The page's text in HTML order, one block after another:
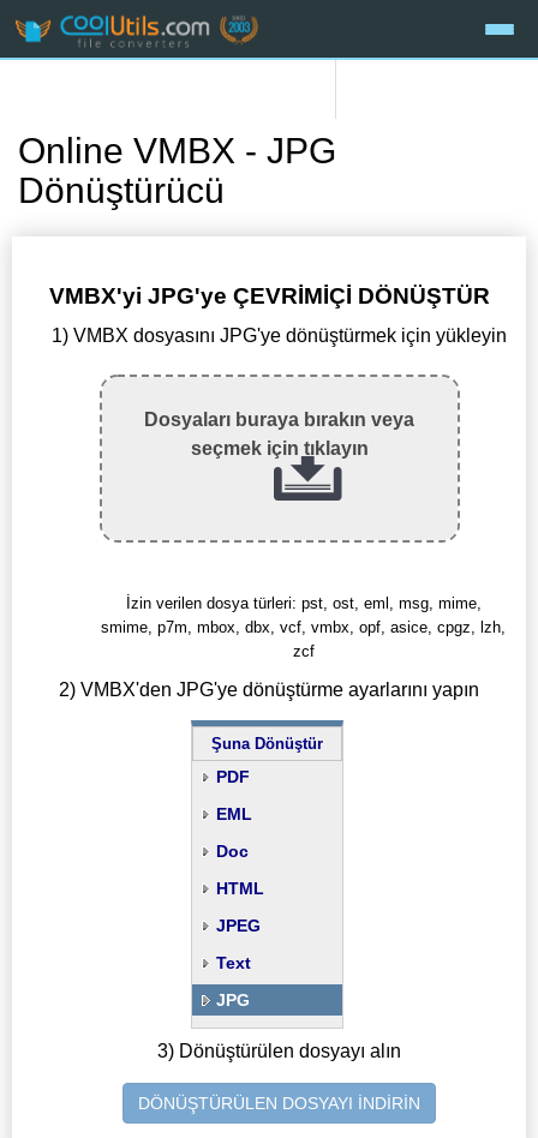
Online VMBX - JPG
Dönüştürücü
VMBX'yi JPG'ye ÇEVRİMİÇİ DÖNÜŞTÜR
1) VMBX dosyasını JPG'ye dönüştürmek için yükleyin
Dosyaları buraya bırakın veya
seçmek için tıklayın
İzin verilen dosya türleri: pst, ost, eml, msg, mime,
smime, p7m, mbox, dbx, vcf, vmbx, opf, asice, cpgz, lzh,
zcf
2) VMBX'den JPG'ye dönüştürme ayarlarını yapın
Şuna Dönüştür
PDF
EML
Doc
HTML
JPEG
Text
JPG
3) Dönüştürülen dosyayı alın
DÖNÜŞTÜRÜLEN DOSYAYI İNDİRİN